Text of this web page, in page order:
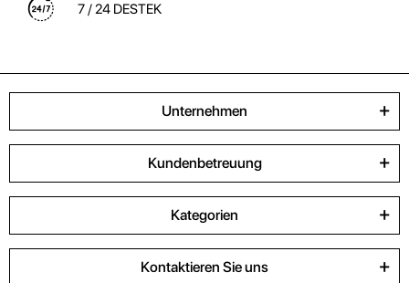
7 / 24 DESTEK
Unternehmen
Kundenbetreuung
Kategorien
Kontaktieren Sie uns